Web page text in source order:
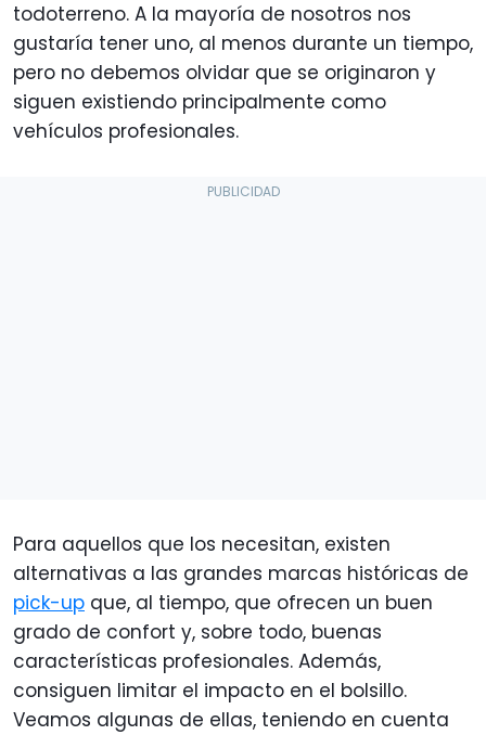
todoterreno. A la mayoría de nosotros nos
gustaría tener uno, al menos durante un tiempo,
pero no debemos olvidar que se originaron y
siguen existiendo principalmente como
vehículos profesionales.
Para aquellos que los necesitan, existen
alternativas a las grandes marcas históricas de
pick-up que, al tiempo, que ofrecen un buen
grado de confort y, sobre todo, buenas
características profesionales. Además,
consiguen limitar el impacto en el bolsillo.
Veamos algunas de ellas, teniendo en cuenta